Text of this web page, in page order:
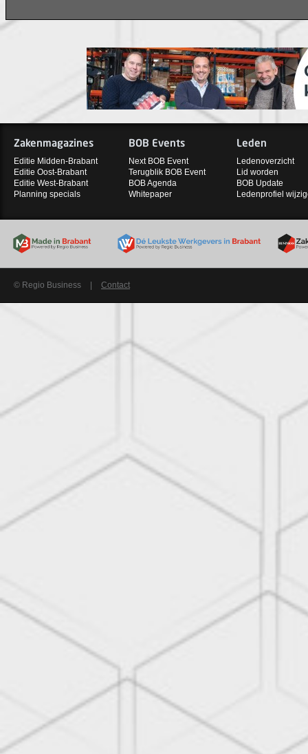
Zakenmagazines
Editie Midden-Brabant
Editie Oost-Brabant
Editie West-Brabant
Planning specials
BOB Events
Next BOB Event
Terugblik BOB Event
BOB Agenda
Whitepaper
Leden
Ledenoverzicht
Lid worden
BOB Update
Ledenprofiel
© Regio Business Contact